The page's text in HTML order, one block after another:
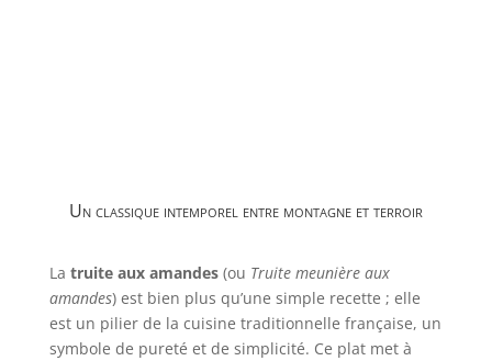
Un classique intemporel entre montagne et terroir
La truite aux amandes(ou Truite meunière aux
amandes) est bien plus qu’une simple recette ; elle
est un pilier de la cuisine traditionnelle française, un
symbole de pureté et de simplicité. Ce plat met à